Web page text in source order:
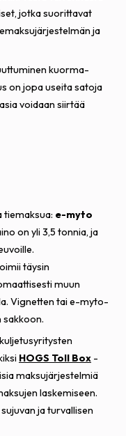
jotka suorittavat
ja
kuorma-
on jopa useita satoja
voidaan siirtää
tiemaksua: e-myto
on yli 3,5 tonnia, ja
täysin
muun
Vignetten tai e-myto-
HOGS Toll Box -
maksujärjestelmiä
laskemiseen.
ja turvallisen